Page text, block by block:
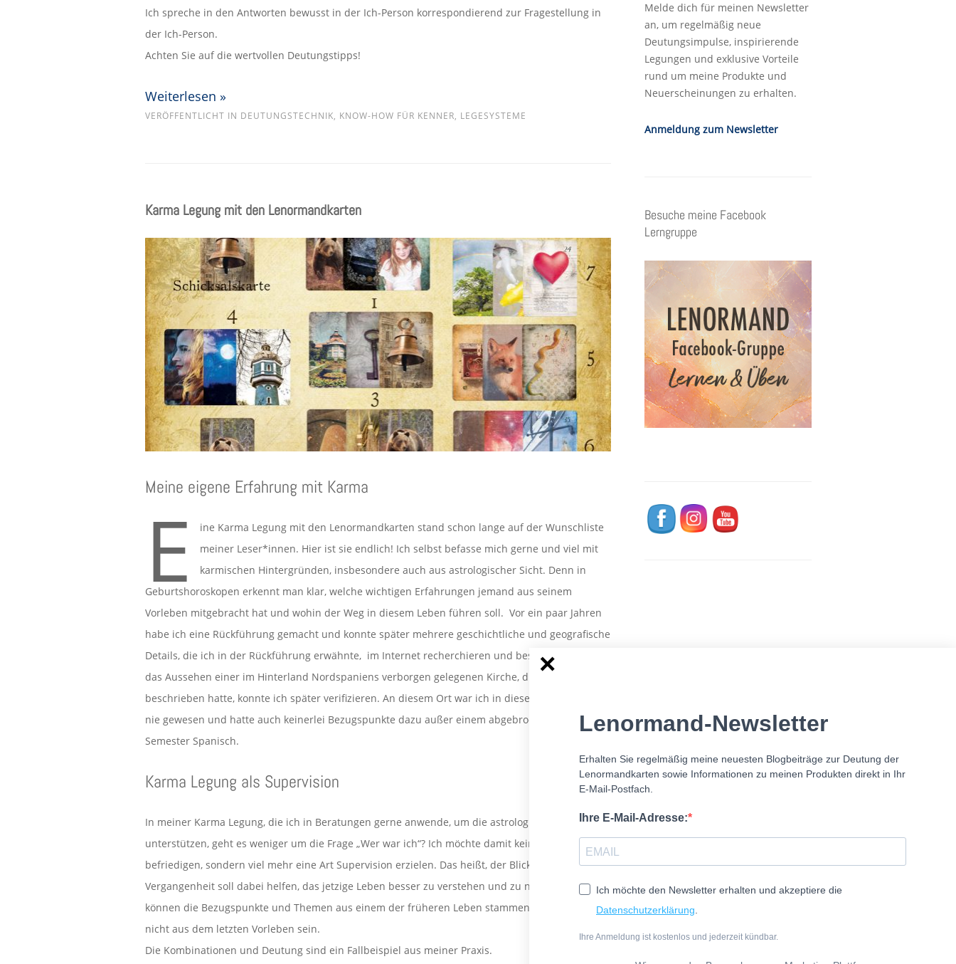
Ich spreche in den Antworten bewusst in der Ich-Person korrespondierend zur Fragestellung in
der Ich-Person.
Achten Sie auf die wertvollen Deutungstipps!
Weiterlesen »
VERÖFFENTLICHT IN DEUTUNGSTECHNIK, KNOW-HOW FÜR KENNER, LEGESYSTEME
Karma Legung mit den Lenormandkarten
Meine eigene Erfahrung mit Karma
E
ine Karma Legung mit den Lenormandkarten stand schon lange auf der Wunschliste
meiner Leser*innen. Hier ist sie endlich! Ich selbst befasse mich gerne und viel mit
karmischen Hintergründen, insbesondere auch aus astrologischer Sicht. Denn in
Geburtshoroskopen erkennt man klar, welche wichtigen Erfahrungen jemand aus seinem
Vorleben mitgebracht hat und wohin der Weg in diesem Leben führen soll. Vor ein paar Jahren
habe ich eine Rückführung gemacht und konnte später mehrere geschichtliche und geografische
Details, die ich in der Rückführung erwähnte, im Internet recherchieren und bestätigen. Sogar
das Aussehen einer im Hinterland Nordspaniens verborgen gelegenen Kirche, die ich genauer
beschrieben hatte, konnte ich später verifizieren. An diesem Ort war ich in diesem Leben noch
nie gewesen und hatte auch keinerlei Bezugspunkte dazu außer einem abgebrochenen
Semester Spanisch.
Karma Legung als Supervision
In meiner Karma Legung, die ich in Beratungen gerne anwende, um die astrologische Sicht zu
unterstützen, geht es weniger um die Frage „Wer war ich“? Ich möchte damit keine Neugierde
befriedigen, sondern viel mehr eine Art Supervision erzielen. Das heißt, der Blick in die
Vergangenheit soll dabei helfen, das jetzige Leben besser zu verstehen und zu nutzen! Dabei
können die Bezugspunkte und Themen aus einem der früheren Leben stammen, sie müssen
nicht aus dem letzten Vorleben sein.
Die Kombinationen und Deutung sind ein Fallbeispiel aus meiner Praxis.
Melde dich für meinen Newsletter
an, um regelmäßig neue
Deutungsimpulse, inspirierende
Legungen und exklusive Vorteile
rund um meine Produkte und
Neuerscheinungen zu erhalten.
Anmeldung zum Newsletter
Besuche meine Facebook
Lerngruppe
Lenormand-Newsletter
Erhalten Sie regelmäßig meine neuesten Blogbeiträge zur Deutung der
Lenormandkarten sowie Informationen zu meinen Produkten direkt in Ihr
E-Mail-Postfach.
Ihre E-Mail-Adresse:
Ich möchte den Newsletter erhalten und akzeptiere die
Datenschutzerklärung
Ihre Anmeldung ist kostenlos und jederzeit kündbar.